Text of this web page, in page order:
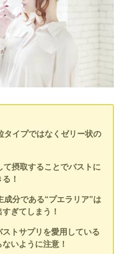
イプではなくゼリー状の
て摂取することでバストに
！
分である“プエラリア”は
ぎてしまう！
トサプリを愛用している
いように注意！